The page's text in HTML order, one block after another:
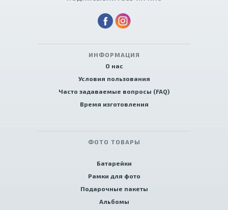
ИНФОРМАЦИЯ
О нас
Условия пользования
Часто задаваемые вопросы (FAQ)
Время изготовления
ФОТО ТОВАРЫ
Батарейки
Рамки для фото
Подарочные пакеты
Альбомы